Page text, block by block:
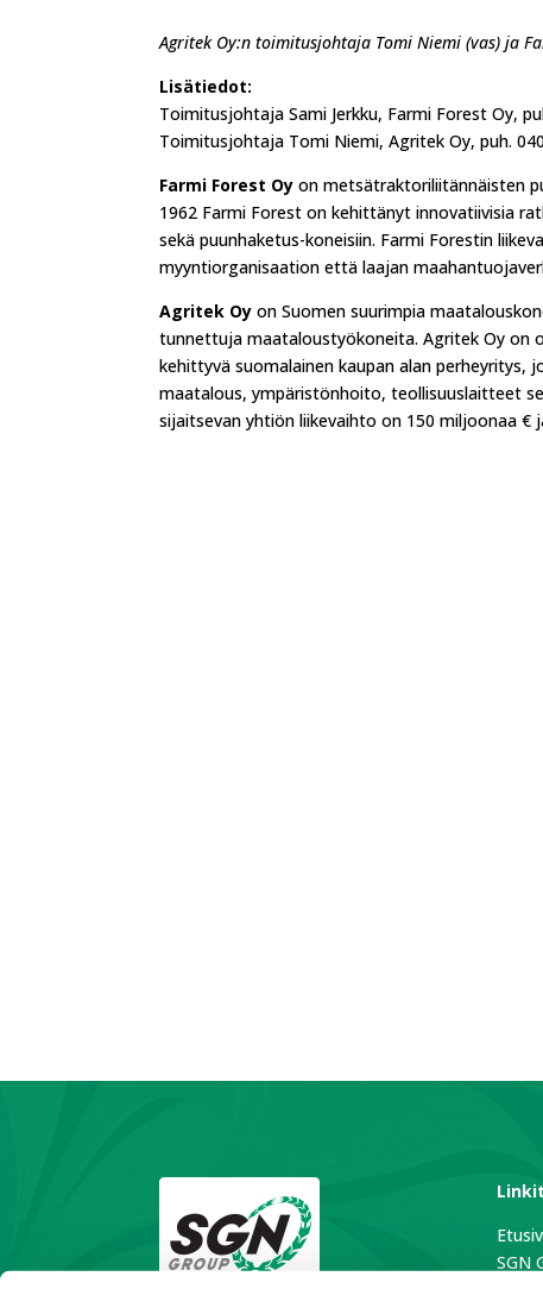
Agritek Oy:n toimitusjohtaja Tomi Niemi (vas) ja
Lisätiedot:
Toimitusjohtaja Sami Jerkku, Farmi Forest Oy,
Toimitusjohtaja Tomi Niemi, Agritek Oy, puh.
Farmi Forest Oy on metsätraktoriliitännäisten
1962 Farmi Forest on kehittänyt innovatiivisia
sekä puunhaketus-koneisiin. Farmi Forestin
myyntiorganisaation että laajan
Agritek Oy on Suomen suurimpia
tunnettuja maataloustyökoneita. Agritek Oy on
kehittyvä suomalainen kaupan alan
maatalous, ympäristönhoito, teollisuuslaitteet
sijaitsevan yhtiön liikevaihto on 150 miljoonaa
Linkit
SGN